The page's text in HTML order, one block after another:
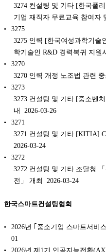
3274 컨설팅 및 기타 [한국폴
기업 재직자 무료교육 참여자
3275
3275 인력 [한국여성과학기술
학기술인 R&D 경력복귀 지원
3270
3270 인력 개정 노조법 관련
3273
3273 컨설팅 및 기타 [중소벤
내 2026-03-26
3271
3271 컨설팅 및 기타 [KITIA]
2026-03-24
3272
3272 컨설팅 및 기타 조달청
전」 개최 2026-03-24
한국스마트컨설팅협회
2026년 ｢중소기업 스마트서비
01
2026년 제1기 인공지능전환